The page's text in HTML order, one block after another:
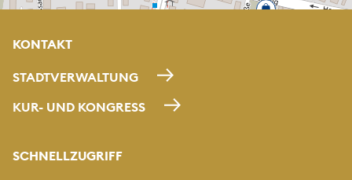
KONTAKT
STADTVERWALTUNG
KUR- UND KONGRESS
SCHNELLZUGRIFF